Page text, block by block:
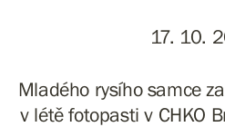
17. 10.
Mladého rysího samce
v létě fotopasti v CHKO